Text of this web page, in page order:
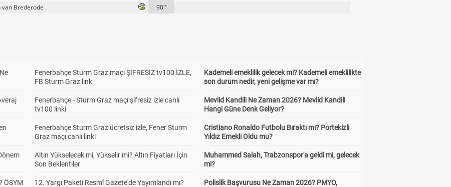
van Brederode
90''
ÖSYM
Fenerbahçe Sturm Graz maçı ŞİFRESİZ tv100 İZLE,
FB Sturm Graz link
Fenerbahçe - Sturm Graz maçı şifresiz izle canlı
tv100 linki
Fenerbahçe Sturm Graz ücretsiz izle, Fener Sturm
Graz maçı canlı linki
Altın Yükselecek mi, Yükselir mi? Altın Fiyatları İçin
Son Beklentiler
12. Yargı Paketi Resmî Gazete'de Yayımlandı mı?
Kademeli emeklilik gelecek mi? Kademeli emeklilikte
son durum nedir, yeni gelişme var mı?
Mevlid Kandili Ne Zaman 2026? Mevlid Kandili
Hangi Güne Denk Geliyor?
Cristiano Ronaldo Futbolu Bıraktı mı? Portekizli
Yıldız Emekli Oldu mu?
Muhammed Salah, Trabzonspor'a geldi mi, gelecek
mi?
Polislik Başvurusu Ne Zaman 2026? PMYO,